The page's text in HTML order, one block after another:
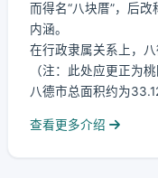
而得名“八块厝”，后
内涵。
在行政隶属关系上，
（注：此处应更正为
八德市总面积约为
查看更多介绍